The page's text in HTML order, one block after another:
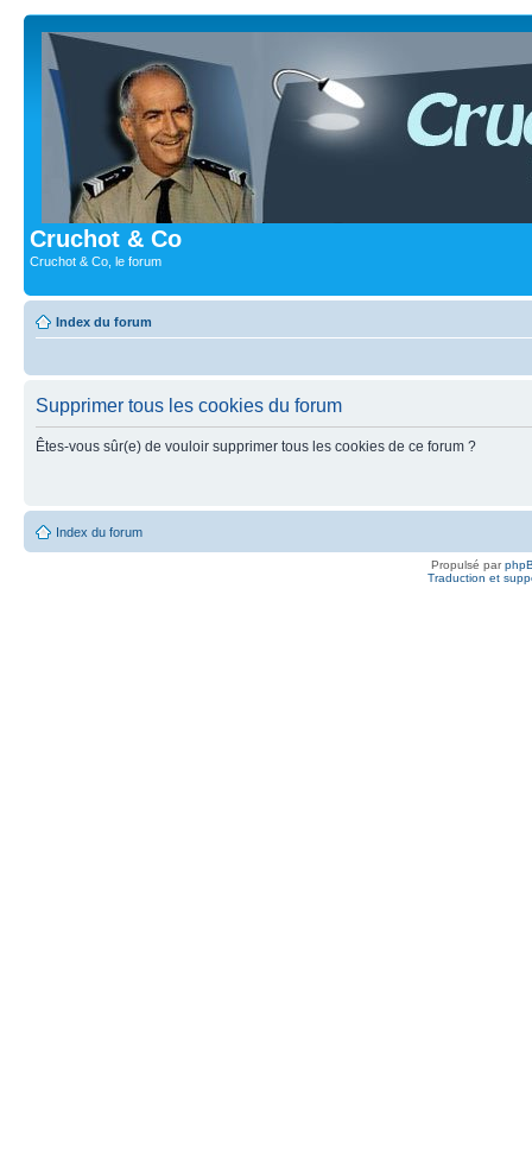
Cruchot & Co
Cruchot & Co, le forum
Index du forum
Supprimer tous les cookies du forum
Êtes-vous sûr(e) de vouloir supprimer tous les cookies de ce forum ?
Index du forum
Propulsé par
Traduction et